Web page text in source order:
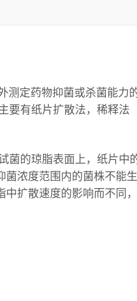
定药物抑菌或杀菌能
要有纸片扩散法，稀释
菌的琼脂表面上，纸片
浓度范围内的菌株不能
扩散速度的影响而不同